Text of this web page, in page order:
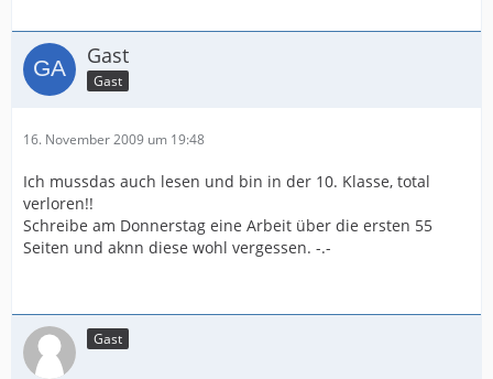
Gast
Gast
16. November 2009 um 19:48
Ich mussdas auch lesen und bin in der 10. Klasse, total
verloren!!
Schreibe am Donnerstag eine Arbeit über die ersten 55
Seiten und aknn diese wohl vergessen. -.-
Gast